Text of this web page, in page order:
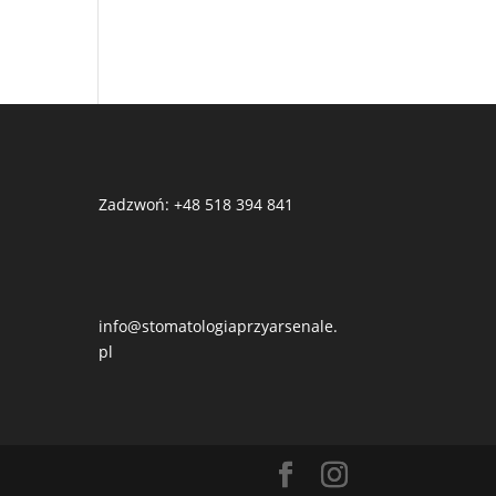
Zadzwoń: +48 518 394 841
info@stomatologiaprzyarsenale.
pl